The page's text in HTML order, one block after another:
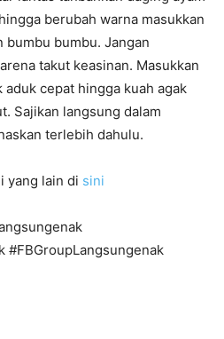
berubah warna masukkan
bumbu bumbu. Jangan
takut keasinan. Masukkan
aduk cepat hingga kuah agak
Sajikan langsung dalam
terlebih dahulu.
yang lain di sini
#FBGroupLangsungenak